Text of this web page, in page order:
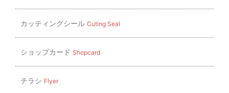
カッティングシール Cuting Seal
ショップカード Shopcard
チラシ Flyer